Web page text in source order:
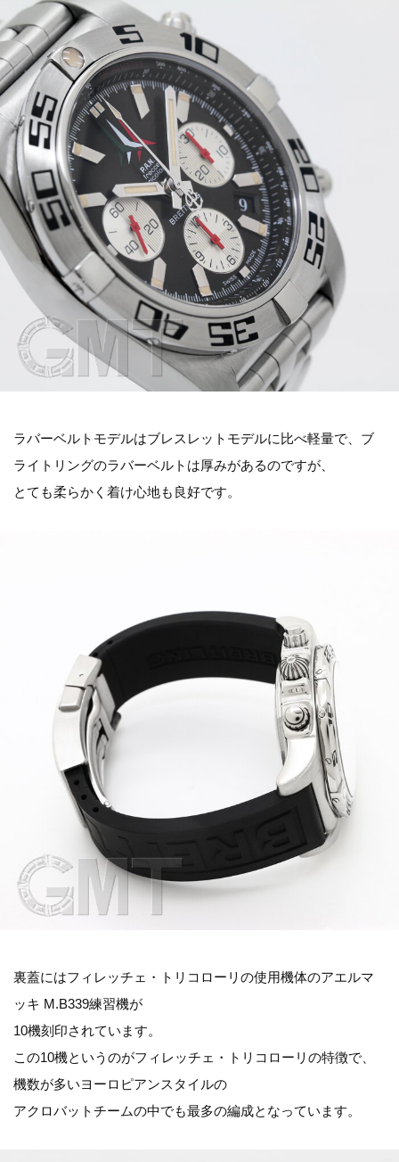
ラバーベルトモデルはブレスレットモデルに比べ軽量で、ブ
ライトリングのラバーベルトは厚みがあるのですが、
とても柔らかく着け心地も良好です。
裏蓋にはフィレッチェ・トリコローリの使用機体のアエルマ
ッキ M.B339練習機が
10機刻印されています。
この10機というのがフィレッチェ・トリコローリの特徴で、
機数が多いヨーロピアンスタイルの
アクロバットチームの中でも最多の編成となっています。